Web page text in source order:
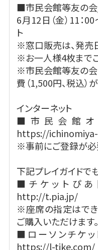
■市民会館等友の
6月12日（金）11：
ト
※窓口販売は、発売
※お一人様4枚まで
※市民会館等友の会
費（1,500円、税込）
インターネット
■市民会館オ
https://
※事前にご登録が必
下記プレイガイドで
■チケットぴあ
http://t.pia.jp/
※座席の指定はでき
ご購入いただけます。
■ローソンチケ
https://l-tike.com/